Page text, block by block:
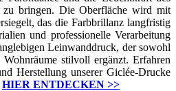
bringen. Die Oberfläche wird mit
das die Farbbrillanz langfristig
und professionelle Verarbeitung
Leinwanddruck, der sowohl
Wohnräume stilvoll ergänzt. Erfahren
Herstellung unserer Giclée-Drucke
HIER ENTDECKEN >>